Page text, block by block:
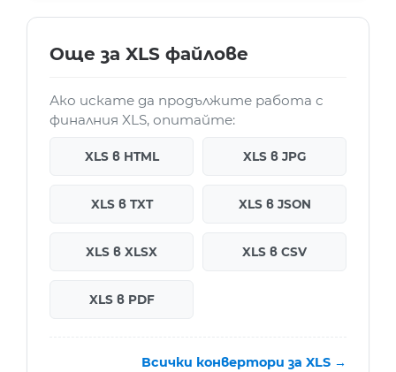
Още за XLS файлове
Ако искате да продължите работа с
финалния XLS, опитайте:
XLS в HTML XLS в JPG
XLS в TXT XLS в JSON
XLS в XLSX XLS в CSV
XLS в PDF
Всички конвертори за XLS →